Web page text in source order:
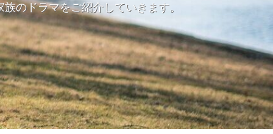
のドラマをご紹介していきます。